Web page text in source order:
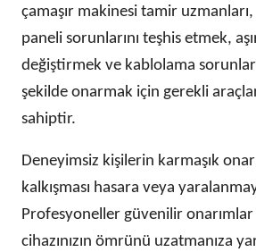
çamaşır makinesi tamir
paneli sorunlarını teşhis etmek,
değiştirmek ve kablolama
şekilde onarmak için gerekli
sahiptir.
Deneyimsiz kişilerin karmaşık
kalkışması hasara veya
Profesyoneller güvenilir onarımlar
cihazınızın ömrünü uzatmanıza